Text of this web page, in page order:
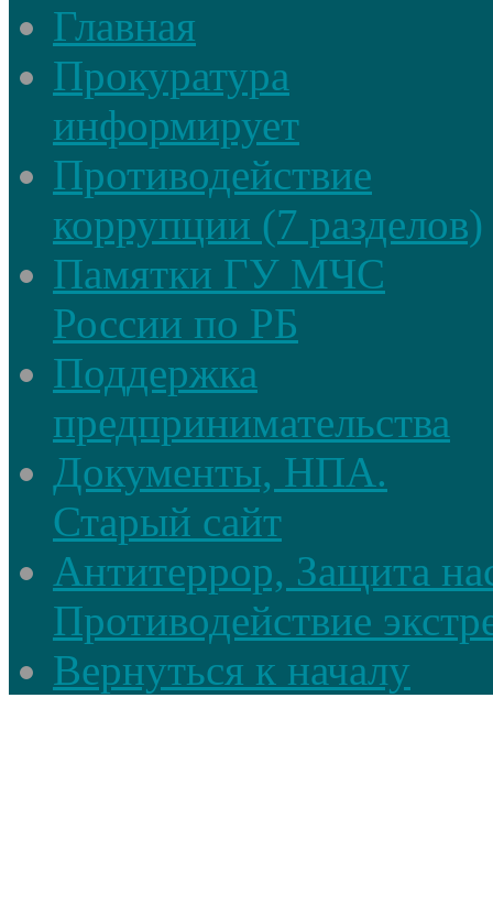
Главная
Прокуратура
информирует
Противодействие
коррупции (7 разделов)
Памятки ГУ МЧС
России по РБ
Поддержка
предпринимательства
Документы, НПА.
Старый сайт
Антитеррор, Защита
Противодействие
Вернуться к началу